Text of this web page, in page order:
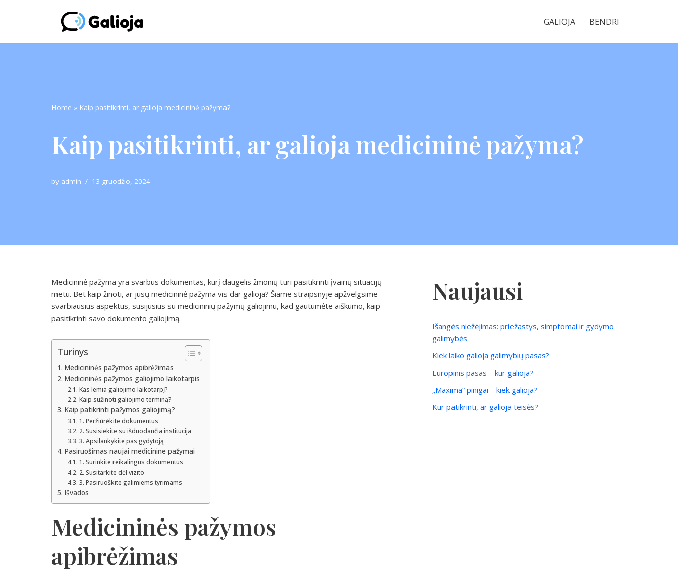
GALIOJA BENDRI
Home » Kaip pasitikrinti, ar galioja medicininė pažyma?
Kaip pasitikrinti, ar galioja medicininė pažyma?
by admin 13 gruodžio, 2024
Medicininė pažyma yra svarbus dokumentas, kurį daugelis žmonių turi pasitikrinti įvairių situacijų
metu. Bet kaip žinoti, ar jūsų medicininė pažyma vis dar galioja? Šiame straipsnyje apžvelgsime
svarbiausius aspektus, susijusius su medicininių pažymų galiojimu, kad gautumėte aiškumo, kaip
pasitikrinti savo dokumento galiojimą.
Turinys
Medicininės pažymos apibrėžimas
Medicininės pažymos galiojimo laikotarpis
Kas lemia galiojimo laikotarpį?
Kaip sužinoti galiojimo terminą?
Kaip patikrinti pažymos galiojimą?
1. Peržiūrėkite dokumentus
2. Susisiekite su išduodančia institucija
3. Apsilankykite pas gydytoją
Pasiruošimas naujai medicinine pažymai
1. Surinkite reikalingus dokumentus
2. Susitarkite dėl vizito
3. Pasiruoškite galimiems tyrimams
Išvados
Medicininės pažymos
apibrėžimas
Naujausi
Išangės niežėjimas: priežastys, simptomai ir gydymo
galimybės
Kiek laiko galioja galimybių pasas?
Europinis pasas – kur galioja?
„Maxima“ pinigai – kiek galioja?
Kur patikrinti, ar galioja teisės?